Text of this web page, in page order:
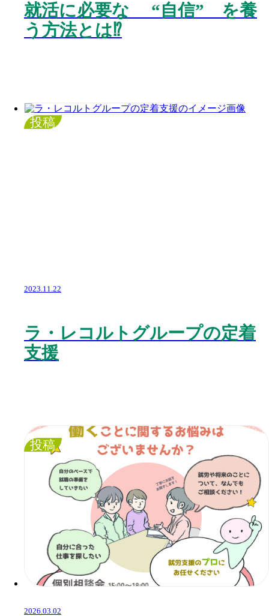
就活に必要な “自信” を養
う方法とは⁉️
投稿
2023.11.22
ラ・レコルトグループの定着
支援
投稿
2026.03.02